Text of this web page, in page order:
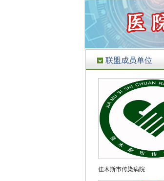
联盟成员单位
佳木斯市传染病院